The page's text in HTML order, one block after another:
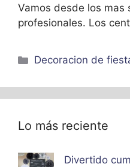
Vamos desde los mas
profesionales. Los
Categorías
Decoracion de
Lo más reciente
Divertido